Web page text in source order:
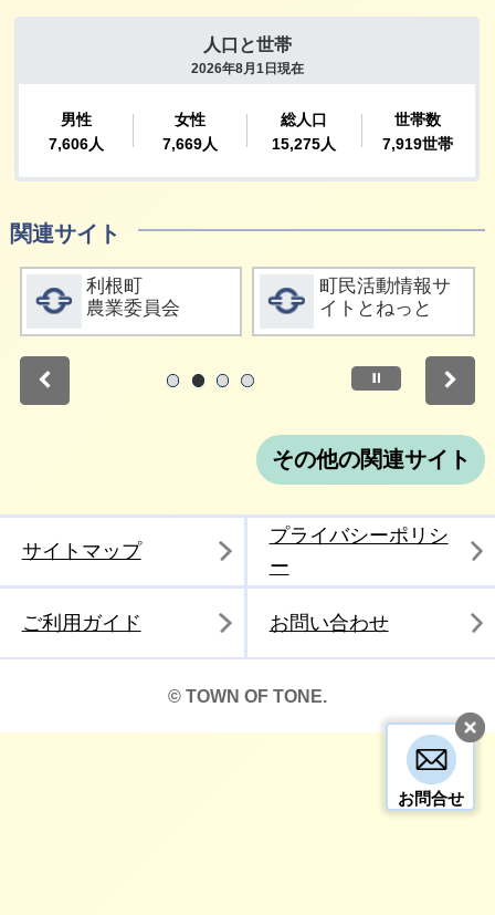
お問合せ
関連サイト
詳細をみる
利根町
農業委員会
詳細をみる
町民活動情報サ
イトとねっと
停止
その他の関連サイト
サイトマップ
プライバシーポリシ
ー
ご利用ガイド お問い合わせ
© TOWN OF TONE.